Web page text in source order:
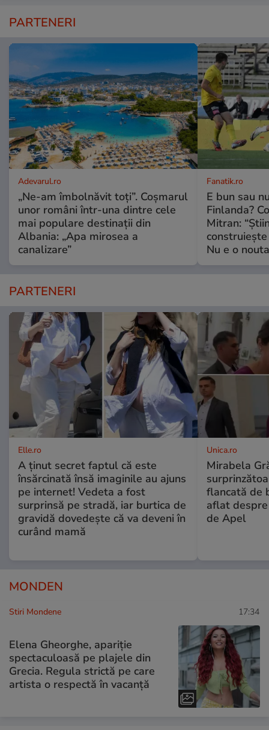
PARTENERI
Adevarul.ro
„Ne-am îmbolnăvit toți”. Coșmarul
unor români într-una dintre cele
mai populare destinații din
Albania: „Apa mirosea a
canalizare”
Fanatik.ro
E bun sau
Finlanda?
Mitran:
Nu e o
PARTENERI
Elle.ro
A ținut secret faptul că este
însărcinată însă imaginile au ajuns
pe internet! Vedeta a fost
surprinsă pe stradă, iar burtica de
gravidă dovedește că va deveni în
curând mamă
Unica.ro
Mirabela
flancată de
aflat
de Apel
MONDEN
Stiri Mondene 17:34
Elena Gheorghe, apariție
spectaculoasă pe plajele din
Grecia. Regula strictă pe care
artista o respectă în vacanță